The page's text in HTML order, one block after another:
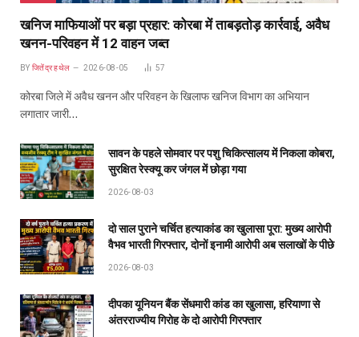
खनिज माफियाओं पर बड़ा प्रहार: कोरबा में ताबड़तोड़ कार्रवाई, अवैध
खनन-परिवहन में 12 वाहन जब्त
BY जितेंद्र हथेल 2026-08-05 57
कोरबा जिले में अवैध खनन और परिवहन के खिलाफ खनिज विभाग का अभियान
लगातार जारी…
सावन के पहले सोमवार पर पशु चिकित्सालय में निकला कोबरा,
सुरक्षित रेस्क्यू कर जंगल में छोड़ा गया
2026-08-03
दो साल पुराने चर्चित हत्याकांड का खुलासा पूरा: मुख्य आरोपी
वैभव भारती गिरफ्तार, दोनों इनामी आरोपी अब सलाखों के पीछे
2026-08-03
दीपका यूनियन बैंक सेंधमारी कांड का खुलासा, हरियाणा से
अंतरराज्यीय गिरोह के दो आरोपी गिरफ्तार